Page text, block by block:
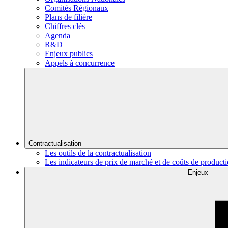
Comités Régionaux
Plans de filière
Chiffres clés
Agenda
R&D
Enjeux publics
Appels à concurrence
Contractualisation
Les outils de la contractualisation
Les indicateurs de prix de marché et de coûts de
Enjeux